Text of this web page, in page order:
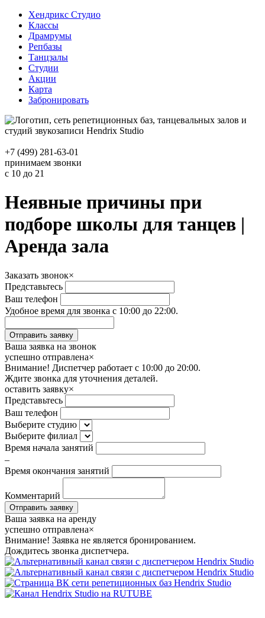
Хендрикс Студио
Классы
Драмрумы
Репбазы
Танцзалы
Студии
Акции
Карта
Забронировать
+7 (499) 281-63-01
принимаем звонки
с 10 до 21
Неявные причины при
подборе школы для танцев |
Аренда зала
Заказать звонок×
Представьтесь
Ваш телефон
Удобное время для звонка с 10:00 до 22:00.
Ваша заявка на звонок
успешно отправлена×
Внимание! Диспетчер работает с 10:00 до 20:00.
Ждите звонка для уточнения деталей.
оставить заявку×
Представьтесь
Ваш телефон
Выберите студию
Выберите филиал
Время начала занятий
–
Время окончания занятий
Комментарий
Ваша заявка на аренду
успешно отправлена×
Внимание! Заявка не является бронированием.
Дождитесь звонка диспетчера.